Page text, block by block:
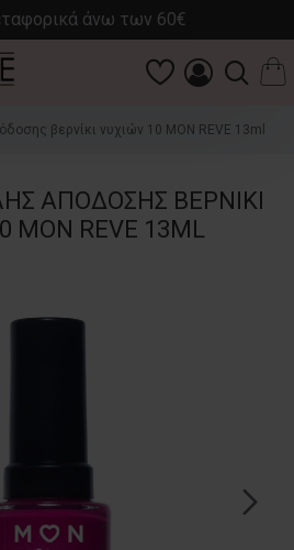
άνω των 60€
βερνίκι νυχιών 10 MON REVE 13ml
ΑΠΌΔΟΣΗΣ ΒΕΡΝΊΚΙ
MON REVE 13ML